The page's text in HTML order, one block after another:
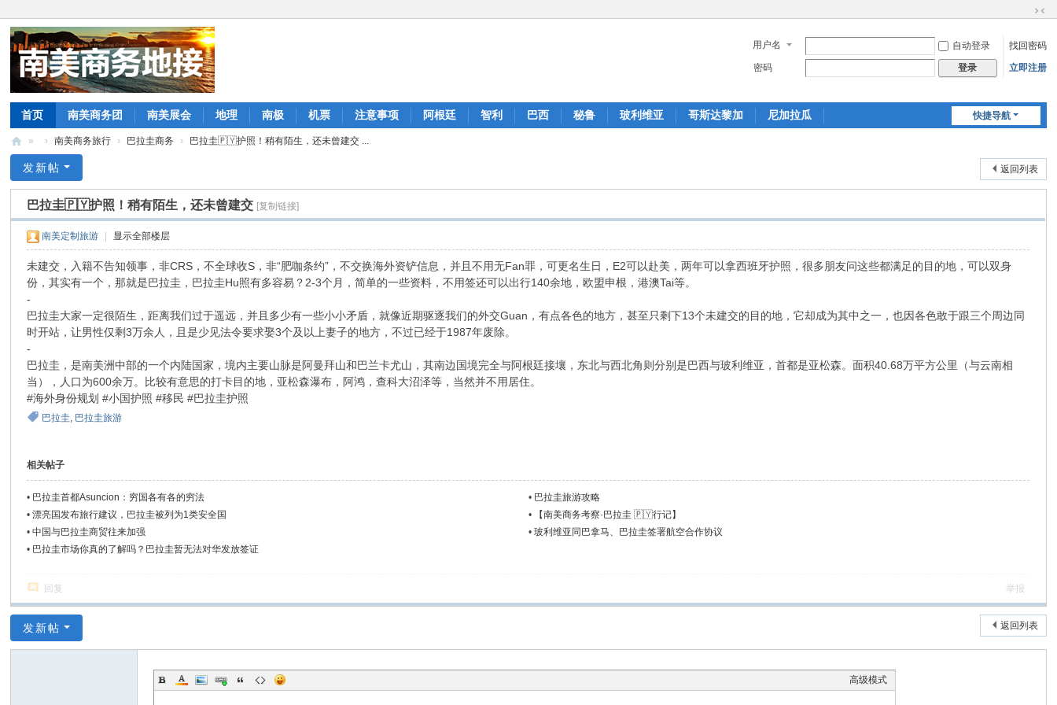
换
到
窄
用户名 自动登录
找回密码
密码
登录 立即注册
快捷导航
首页 南美商务团 南美展会 地理 南极 机票 注意事项 阿根廷 智利 巴西 秘鲁 玻利维亚 哥斯达黎加 尼加拉瓜
务
» › 南美商务旅行 › 巴拉圭商务 › 巴拉圭🇵🇾护照！稍有陌生，还未曾建交 ...
返回列表
发新帖
巴拉圭🇵🇾护照！稍有陌生，还未曾建交 [复制链接]
南美定制旅游 显示全部楼层
未建交，入籍不告知领事，非CRS，不全球收S，非“肥咖条约”，不交换海外资铲信息，并且不用无Fan罪，可更名生日，E2可以赴美，两年可以拿西班牙护照，很多朋友问这些都满足的目的地，可以双身
份，其实有一个，那就是巴拉圭，巴拉圭Hu照有多容易？2-3个月，简单的一些资料，不用签还可以出行140余地，欧盟申根，港澳Tai等。
-
巴拉圭大家一定很陌生，距离我们过于遥远，并且多少有一些小小矛盾，就像近期驱逐我们的外交Guan，有点各色的地方，甚至只剩下13个未建交的目的地，它却成为其中之一，也因各色敢于跟三个周边同
时开站，让男性仅剩3万余人，且是少见法令要求娶3个及以上妻子的地方，不过已经于1987年废除。
-
巴拉圭，是南美洲中部的一个内陆国家，境内主要山脉是阿曼拜山和巴兰卡尤山，其南边国境完全与阿根廷接壤，东北与西北角则分别是巴西与玻利维亚，首都是亚松森。面积40.68万平方公里（与云南相
当），人口为600余万。比较有意思的打卡目的地，亚松森瀑布，阿鸿，查科大沼泽等，当然并不用居住。
#海外身份规划 #小国护照 #移民 #巴拉圭护照
巴拉圭, 巴拉圭旅游
相关帖子
• 巴拉圭首都Asuncion：穷国各有各的穷法 • 巴拉圭旅游攻略
•漂亮国发布旅行建议，巴拉圭被列为1类安全国 •
【南美商务考察·巴拉圭 🇵🇾行记】
•中国与巴拉圭商贸往来加强 • 玻利维亚同巴拿马、巴拉圭签署航空合作协议
• 巴拉圭市场你真的了解吗？巴拉圭暂无法对华发放签证
回复 举报
返回列表
发新帖
高级模式